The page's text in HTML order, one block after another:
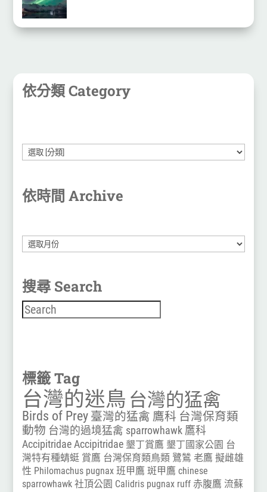
依分類 Category
依時間 Archive
彙
整
搜尋 Search
搜尋
標籤 Tag
台灣的迷鳥 台灣的猛禽
Birds of Prey 臺灣的猛禽 鷹科 台灣保育類
動物 台灣的過境猛禽 sparrowhawk 鷹科
Accipitridae Accipitridae 墾丁賞鷹 墾丁國家公園 台
灣特有種蜻蜓 賞鷹 台灣保育類鳥類 鷺鷥 老鷹 擬雌雄
性 Philomachus pugnax 班甲鷹 斑甲鷹 chinese
sparrowhawk 社頂公園 Calidris pugnax ruff 赤腹鷹 流蘇